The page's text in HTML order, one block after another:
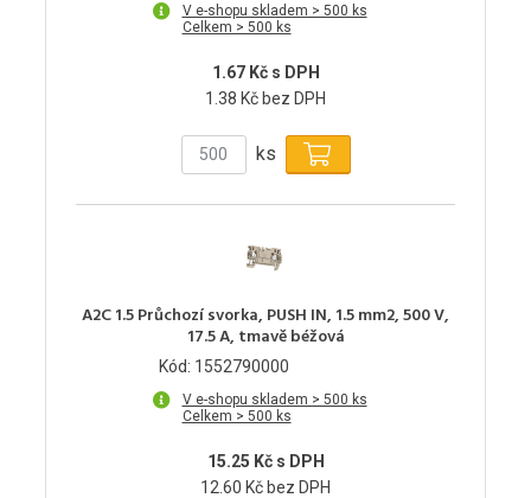
V e-shopu skladem > 500 ks
Celkem > 500 ks
1.67 Kč s DPH
1.38 Kč bez DPH
ks
A2C 1.5 Průchozí svorka, PUSH IN, 1.5 mm2, 500 V,
17.5 A, tmavě béžová
Kód: 1552790000
V e-shopu skladem > 500 ks
Celkem > 500 ks
15.25 Kč s DPH
12.60 Kč bez DPH